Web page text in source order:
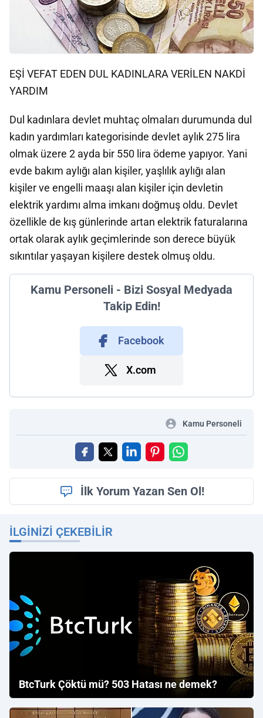
EŞİ VEFAT EDEN DUL KADINLARA VERİLEN NAKDİ
YARDIM
Dul kadınlara devlet muhtaç olmaları durumunda dul
kadın yardımları kategorisinde devlet aylık 275 lira
olmak üzere 2 ayda bir 550 lira ödeme yapıyor. Yani
evde bakım aylığı alan kişiler, yaşlılık aylığı alan
kişiler ve engelli maaşı alan kişiler için devletin
elektrik yardımı alma imkanı doğmuş oldu. Devlet
özellikle de kış günlerinde artan elektrik faturalarına
ortak olarak aylık geçimlerinde son derece büyük
sıkıntılar yaşayan kişilere destek olmuş oldu.
Kamu Personeli - Bizi Sosyal Medyada
Takip Edin!
Facebook
X.com
Kamu Personeli
İlk Yorum Yazan Sen Ol!
İLGINIZI ÇEKEBILIR
BtcTurk Çöktü mü? 503 Hatası ne demek?